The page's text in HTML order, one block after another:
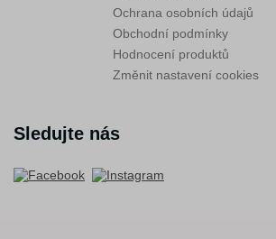
Ochrana osobních údajů
Obchodní podmínky
Hodnocení produktů
Změnit nastavení cookies
Sledujte nás